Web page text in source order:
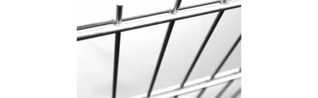
Na centrálním skladě
7009094-249
Betafence